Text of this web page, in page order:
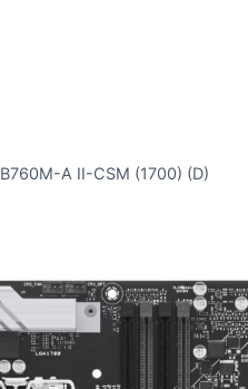
B760M-A II-CSM (1700) (D)